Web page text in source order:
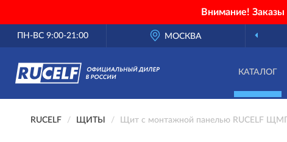
Внимание!
ПН-ВС 9:00-21:00 МОСКВА
КАТАЛОГ
RUCELF ЩИТЫ Щит с монтажной панелью RUCELF